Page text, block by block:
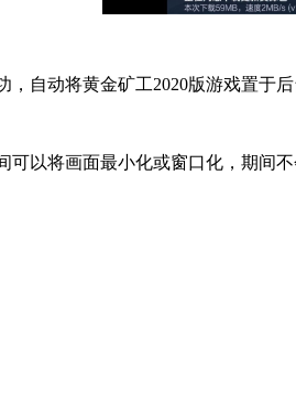
自动将黄金矿工2020版游戏置于后
可以将画面最小化或窗口化，期间